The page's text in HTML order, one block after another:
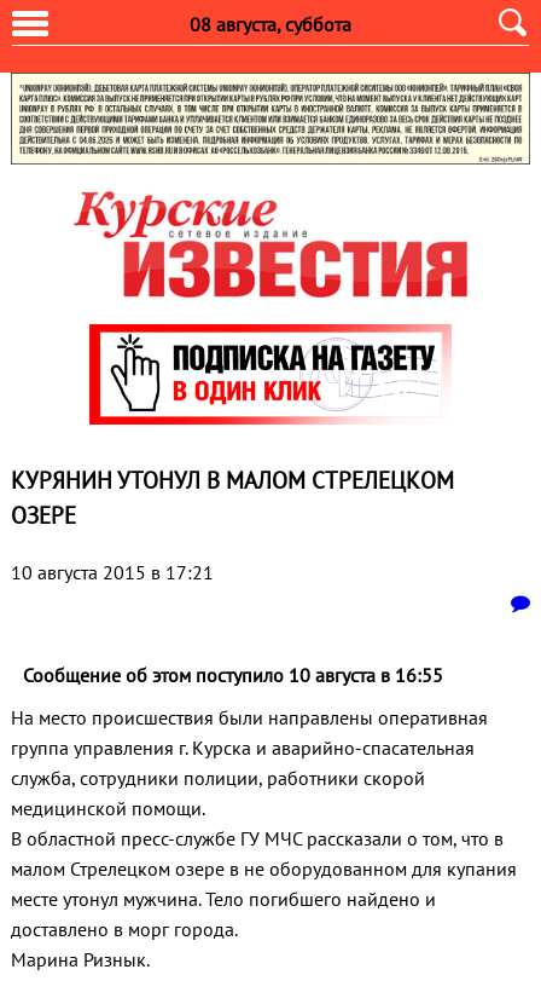
08 августа, суббота
КУРЯНИН УТОНУЛ В МАЛОМ СТРЕЛЕЦКОМ
ОЗЕРЕ
10 августа 2015 в 17:21
Сообщение об этом поступило 10 августа в 16:55
На место происшествия были направлены оперативная
группа управления г. Курска и аварийно-спасательная
служба, сотрудники полиции, работники скорой
медицинской помощи.
В областной пресс-службе ГУ МЧС рассказали о том, что в
малом Стрелецком озере в не оборудованном для купания
месте утонул мужчина. Тело погибшего найдено и
доставлено в морг города.
Марина Ризнык.